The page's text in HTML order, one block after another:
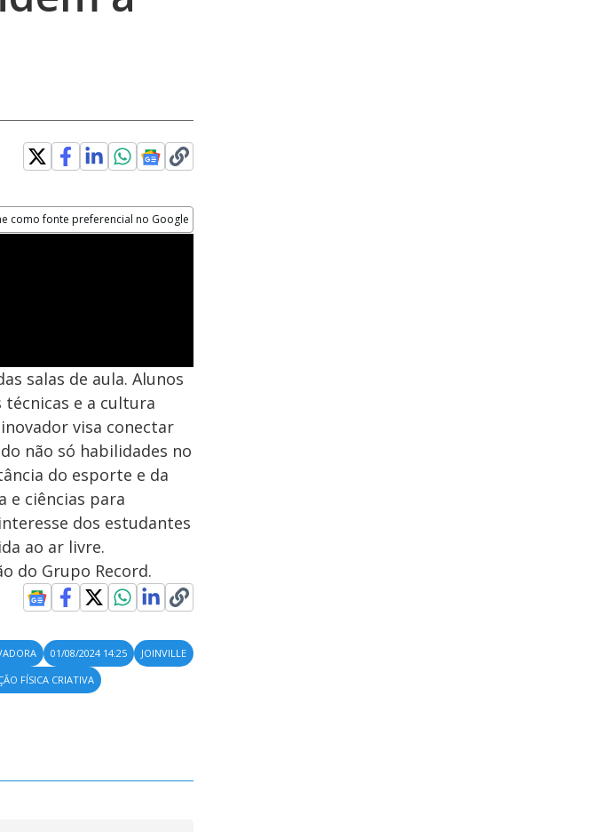
como fonte preferencial no Google
salas de aula. Alunos
e a cultura
visa conectar
não só habilidades no
do esporte e da
e ciências para
dos estudantes
ao ar livre.
do Grupo Record.
01/08/2024 14:25
JOINVILLE
FÍSICA CRIATIVA